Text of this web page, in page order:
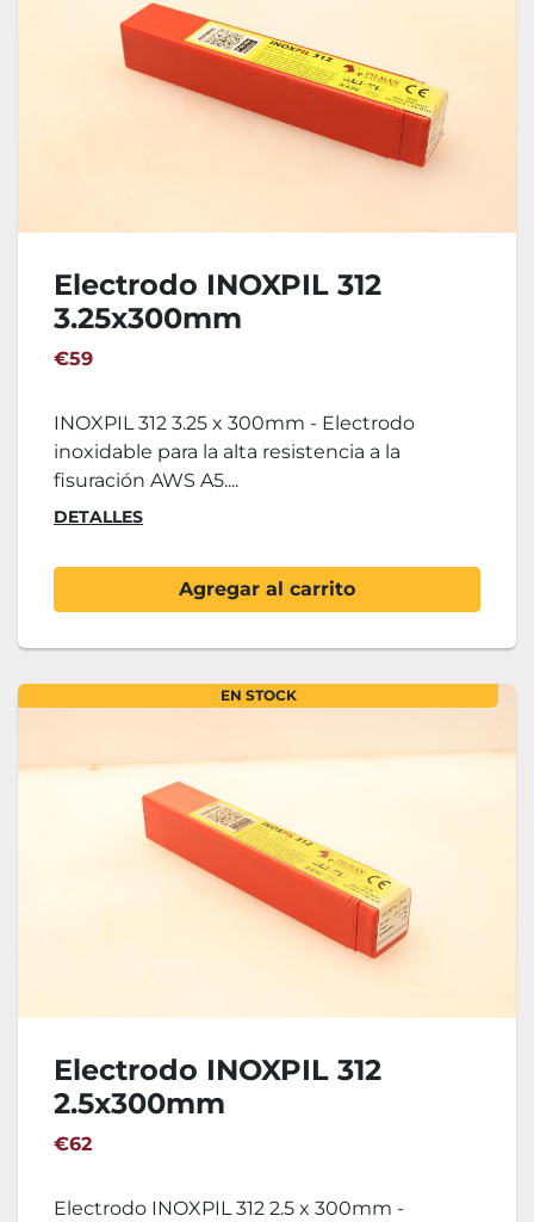
Electrodo INOXPIL 312
3.25x300mm
€59
INOXPIL 312 3.25 x 300mm - Electrodo
inoxidable para la alta resistencia a la
fisuración AWS A5....
DETALLES
Agregar al carrito
EN STOCK
Electrodo INOXPIL 312
2.5x300mm
€62
Electrodo INOXPIL 312 2.5 x 300mm -